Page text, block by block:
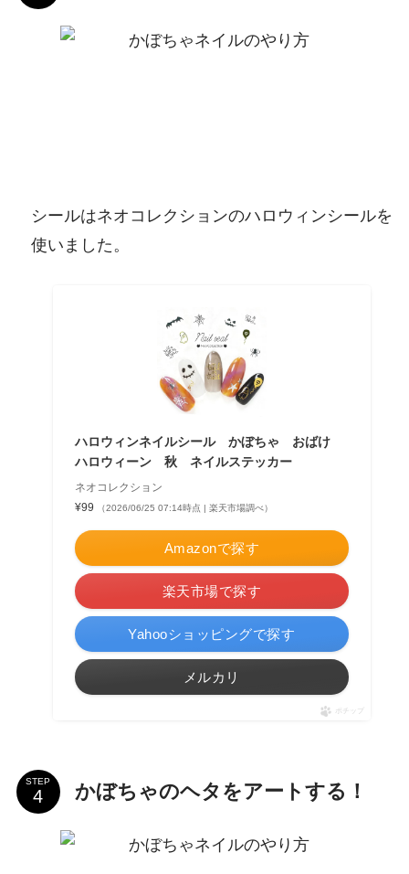
シールはネオコレクションのハロウィンシールを
使いました。
ハロウィンネイルシール かぼちゃ おばけ
ハロウィーン 秋 ネイルステッカー
ネオコレクション
¥99
（2026/06/25 07:14時点 | 楽天市場調べ）
Amazonで探す
楽天市場で探す
Yahooショッピングで探す
メルカリ
ポチップ
STEP かぼちゃのヘタをアートする！